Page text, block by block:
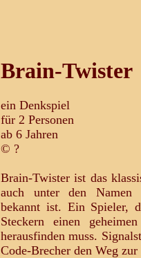
Brain-Twister
ein Denkspiel
für 2 Personen
ab 6 Jahren
© ?
Brain-Twister ist das
auch unter den
bekannt ist. Ein Spieler,
Steckern einen
herausfinden muss.
Code-Brecher den Weg